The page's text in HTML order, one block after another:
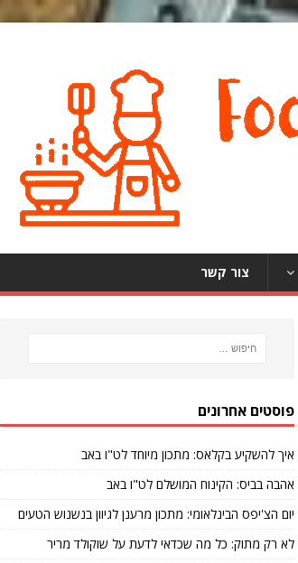
צור קשר
פוסטים אחרונים
איך להשקיע בקלאס: מתכון מיוחד לט"ו באב
אהבה בביס: הקינוח המושלם לט"ו באב
יום הצ'יפס הבינלאומי: מתכון מרענן לגיוון בנשנוש הטעים
לא רק מתוק: כל מה שכדאי לדעת על שוקולד מריר